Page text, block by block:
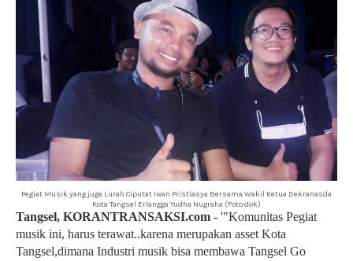
Pegiat Musik yang juga Lurah Ciputat Iwan Pristiasya Bersama Wakil Ketua Dekranasda
Kota Tangsel Erlangga Yudha Nugraha (Foto:dok)
Tangsel, KORANTRANSAKSI.com - '"Komunitas Pegiat
musik ini, harus terawat..karena merupakan asset Kota
Tangsel,dimana Industri musik bisa membawa Tangsel Go